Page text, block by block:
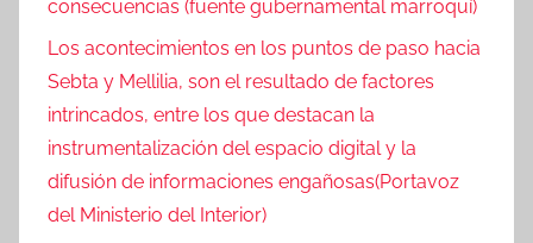
consecuencias (fuente gubernamental marroquí)
Los acontecimientos en los puntos de paso hacia
Sebta y Mellilia, son el resultado de factores
intrincados, entre los que destacan la
instrumentalización del espacio digital y la
difusión de informaciones engañosas(Portavoz
del Ministerio del Interior)